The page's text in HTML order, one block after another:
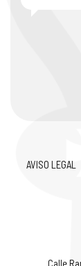
AVISO LEGAL
Calle